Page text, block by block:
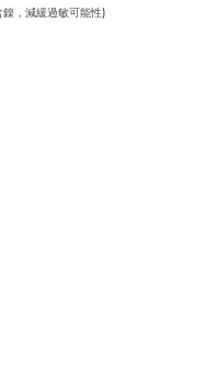
，減緩過敏可能性)